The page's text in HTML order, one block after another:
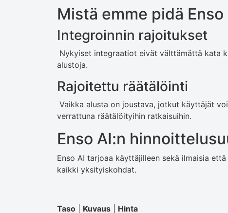
Mistä emme pidä Enso
Integroinnin rajoitukset
Nykyiset integraatiot eivät välttämättä kata
alustoja.
Rajoitettu räätälöinti
Vaikka alusta on joustava, jotkut käyttäjät
verrattuna räätälöityihin ratkaisuihin.
Enso AI:n
Enso AI tarjoaa käyttäjilleen sekä ilmaisia
kaikki yksityiskohdat.
Taso Kuvaus
Hinta